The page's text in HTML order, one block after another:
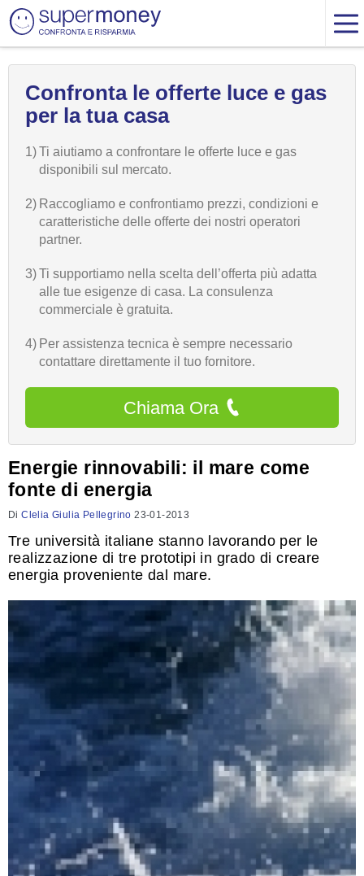
Confronta le offerte luce e gas
per la tua casa
1)Ti aiutiamo a confrontare le offerte luce e gas
disponibili sul mercato.
2) Raccogliamo e confrontiamo prezzi, condizioni e
caratteristiche delle offerte dei nostri operatori
partner.
3)Ti supportiamo nella scelta dell’offerta più adatta
alle tue esigenze di casa. La consulenza
commerciale è gratuita.
4) Per assistenza tecnica è sempre necessario
contattare direttamente il tuo fornitore.
Chiama Ora
Energie rinnovabili: il mare come
fonte di energia
DiClelia Giulia Pellegrino 23-01-2013
Tre università italiane stanno lavorando per le
realizzazione di tre prototipi in grado di creare
energia proveniente dal mare.